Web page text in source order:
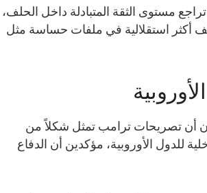
مستوى الثقة المتبادلة داخل الحلف،
أكثر استقلالية في ملفات حساسة مثل
أن تصريحات ترامب تمثل شكلاً من
للدول الأوروبية، مؤكدين أن الدفاع